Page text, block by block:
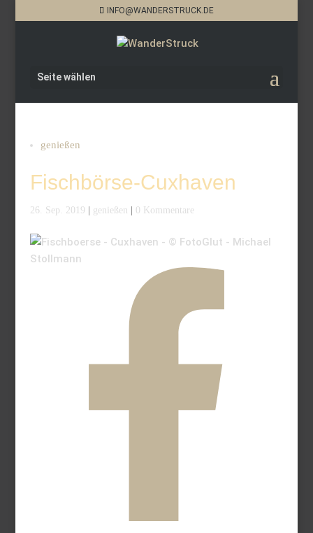
INFO@WANDERSTRUCK.DE
Seite wählen
genießen
Fischbörse-Cuxhaven
26. Sep. 2019 genießen 0 Kommentare